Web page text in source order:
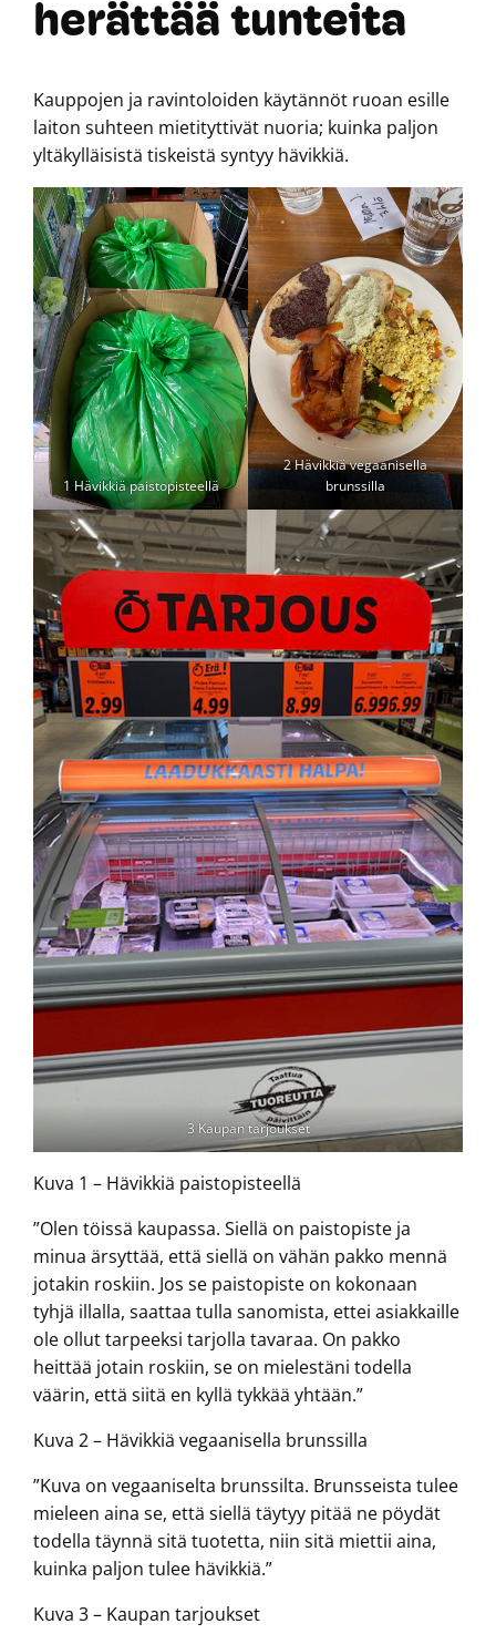
herättää tunteita
Kauppojen ja ravintoloiden käytännöt ruoan esille
laiton suhteen mietityttivät nuoria; kuinka paljon
yltäkylläisistä tiskeistä syntyy hävikkiä.
1 Hävikkiä paistopisteellä
2 Hävikkiä vegaanisella
brunssilla
3 Kaupan tarjoukset
Kuva 1 – Hävikkiä paistopisteellä
”Olen töissä kaupassa. Siellä on paistopiste ja
minua ärsyttää, että siellä on vähän pakko mennä
jotakin roskiin. Jos se paistopiste on kokonaan
tyhjä illalla, saattaa tulla sanomista, ettei asiakkaille
ole ollut tarpeeksi tarjolla tavaraa. On pakko
heittää jotain roskiin, se on mielestäni todella
väärin, että siitä en kyllä tykkää yhtään.”
Kuva 2 – Hävikkiä vegaanisella brunssilla
”Kuva on vegaaniselta brunssilta. Brunsseista tulee
mieleen aina se, että siellä täytyy pitää ne pöydät
todella täynnä sitä tuotetta, niin sitä miettii aina,
kuinka paljon tulee hävikkiä.”
Kuva 3 – Kaupan tarjoukset